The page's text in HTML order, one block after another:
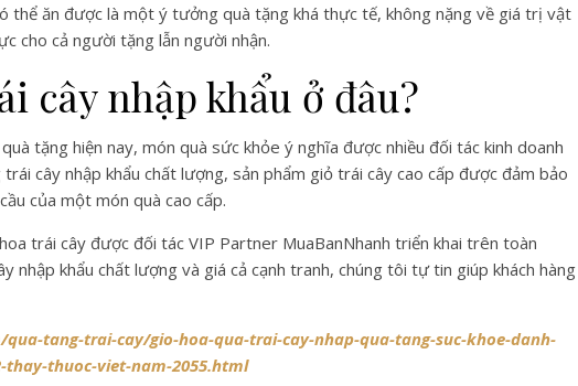
thể ăn được là một ý tưởng quà tặng khá thực tế, không nặng về giá trị vật
cho cả người tặng lẫn người nhận.
cây nhập khẩu ở đâu?
tặng hiện nay, món quà sức khỏe ý nghĩa được nhiều đối tác kinh doanh
cây nhập khẩu chất lượng, sản phẩm giỏ trái cây cao cấp được đảm bảo
của một món quà cao cấp.
trái cây được đối tác VIP Partner MuaBanNhanh triển khai trên toàn
nhập khẩu chất lượng và giá cả cạnh tranh, chúng tôi tự tin giúp khách hàng
tang-trai-cay/gio-hoa-qua-trai-cay-nhap-qua-tang-suc-khoe-danh-
thay-thuoc-viet-nam-2055.html